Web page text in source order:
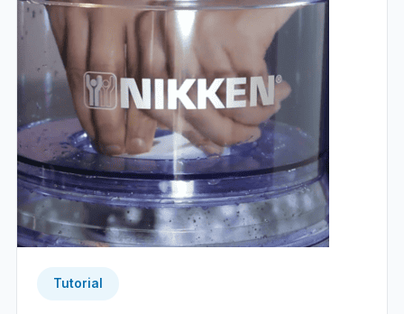
Tutorial